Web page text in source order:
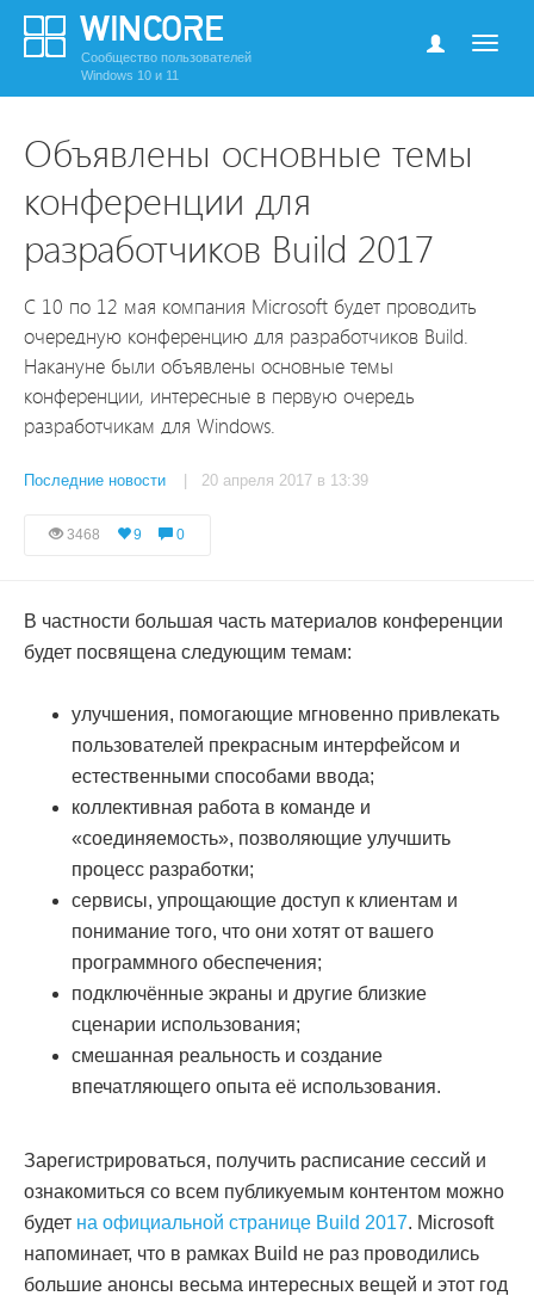
Сообщество пользователей
Windows 10 и 11
Объявлены основные темы
конференции для
разработчиков Build 2017
С 10 по 12 мая компания Microsoft будет проводить
очередную конференцию для разработчиков Build.
Накануне были объявлены основные темы
конференции, интересные в первую очередь
разработчикам для Windows.
Последние новости | 20 апреля 2017 в 13:39
3468 9 0
В частности большая часть материалов конференции
будет посвящена следующим темам:
улучшения, помогающие мгновенно привлекать
пользователей прекрасным интерфейсом и
естественными способами ввода;
коллективная работа в команде и
«соединяемость», позволяющие улучшить
процесс разработки;
сервисы, упрощающие доступ к клиентам и
понимание того, что они хотят от вашего
программного обеспечения;
подключённые экраны и другие близкие
сценарии использования;
смешанная реальность и создание
впечатляющего опыта её использования.
Зарегистрироваться, получить расписание сессий и
ознакомиться со всем публикуемым контентом можно
будет на официальной странице Build 2017. Microsoft
напоминает, что в рамках Build не раз проводились
большие анонсы весьма интересных вещей и этот год